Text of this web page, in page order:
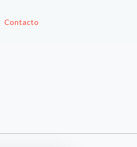
Contacto